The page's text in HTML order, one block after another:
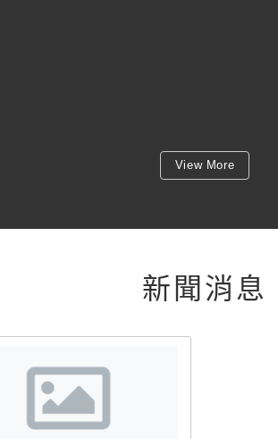
View More
新聞消息